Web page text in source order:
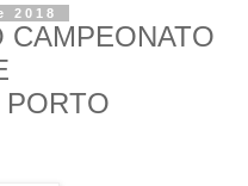
2018
CAMPEONATO